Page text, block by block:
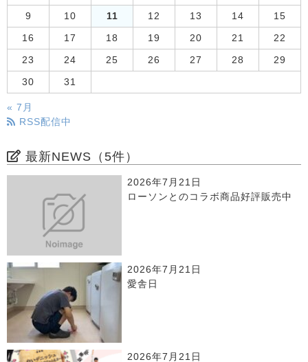
9 10 11 12 13 14 15
16 17 18 19 20 21 22
23 24 25 26 27 28 29
30 31
« 7月
RSS配信中
最新NEWS（5件）
2026年7月21日
ローソンとのコラボ商品好評販売中
2026年7月21日
愛舎日
2026年7月21日